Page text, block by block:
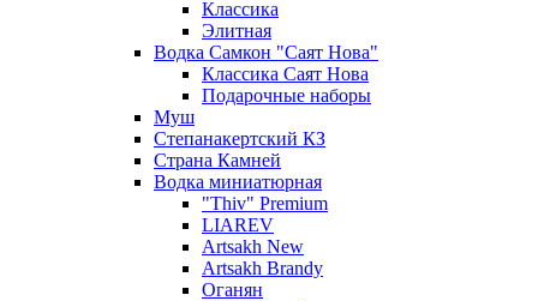
Классика
Элитная
Водка Самкон "Саят Нова"
Классика Саят Нова
Подарочные наборы
Муш
Степанакертский КЗ
Страна Камней
Водка миниатюрная
"Thiv" Premium
LIAREV
Artsakh New
Artsakh Brandy
Оганян